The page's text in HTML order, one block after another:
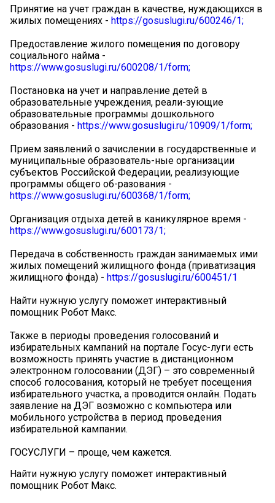
Принятие на учет граждан в качестве, нуждающихся в
жилых помещениях - https://gosuslugi.ru/600246/1;
Предоставление жилого помещения по договору
социального найма -
https://www.gosuslugi.ru/600208/1/form;
Постановка на учет и направление детей в
образовательные учреждения, реали-зующие
образовательные программы дошкольного
образования - https://www.gosuslugi.ru/10909/1/form;
Прием заявлений о зачислении в государственные и
муниципальные образователь-ные организации
субъектов Российской Федерации, реализующие
программы общего об-разования -
https://www.gosuslugi.ru/600368/1/form;
Организация отдыха детей в каникулярное время -
https://www.gosuslugi.ru/600173/1;
Передача в собственность граждан занимаемых ими
жилых помещений жилищного фонда (приватизация
жилищного фонда) - https://gosuslugi.ru/600451/1
Найти нужную услугу поможет интерактивный
помощник Робот Макс.
Также в периоды проведения голосований и
избирательных кампаний на портале Госус-луги есть
возможность принять участие в дистанционном
электронном голосовании (ДЭГ) – это современный
способ голосования, который не требует посещения
избирательного участка, а проводится онлайн. Подать
заявление на ДЭГ возможно с компьютера или
мобильного устройства в период проведения
избирательной кампании.
ГОСУСЛУГИ – проще, чем кажется.
Найти нужную услугу поможет интерактивный
помощник Робот Макс.